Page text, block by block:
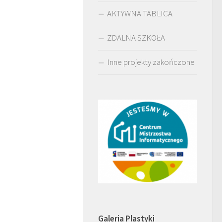
AKTYWNA TABLICA
ZDALNA SZKOŁA
Inne projekty zakończone
Galeria Plastyki